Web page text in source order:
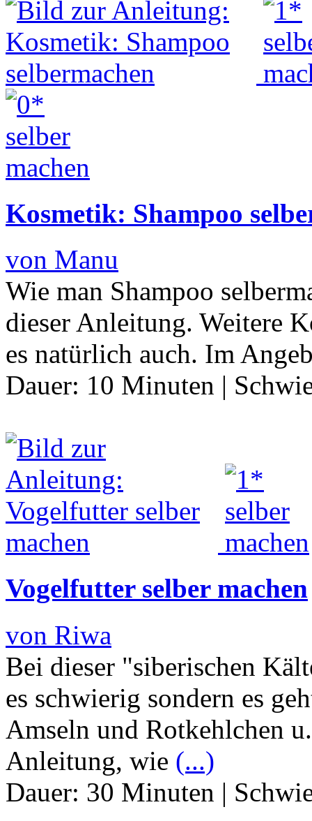
Kosmetik: Shampoo
von Manu
Wie man Shampoo
dieser Anleitung. Weitere
es natürlich auch. Im
Dauer: 10 Minuten |
Vogelfutter selber machen
von Riwa
Bei dieser "siberischen
es schwierig sondern es
Amseln und Rotkehlchen
Anleitung, wie (...)
Dauer: 30 Minuten |